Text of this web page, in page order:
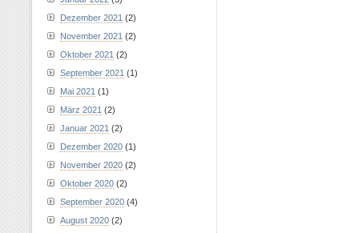
Dezember 2021 (2)
November 2021 (2)
Oktober 2021 (2)
September 2021 (1)
Mai 2021 (1)
März 2021 (2)
Januar 2021 (2)
Dezember 2020 (1)
November 2020 (2)
Oktober 2020 (2)
September 2020 (4)
August 2020 (2)